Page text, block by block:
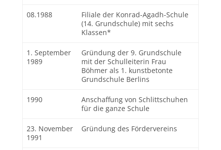
08.1988
Filiale der Konrad-Agadh-Schule
(14. Grundschule) mit sechs
Klassen*
1. September
1989
Gründung der 9. Grundschule
mit der Schulleiterin Frau
Böhmer als 1. kunstbetonte
Grundschule Berlins
1990
Anschaffung von Schlittschuhen
für die ganze Schule
23. November
1991
Gründung des Fördervereins